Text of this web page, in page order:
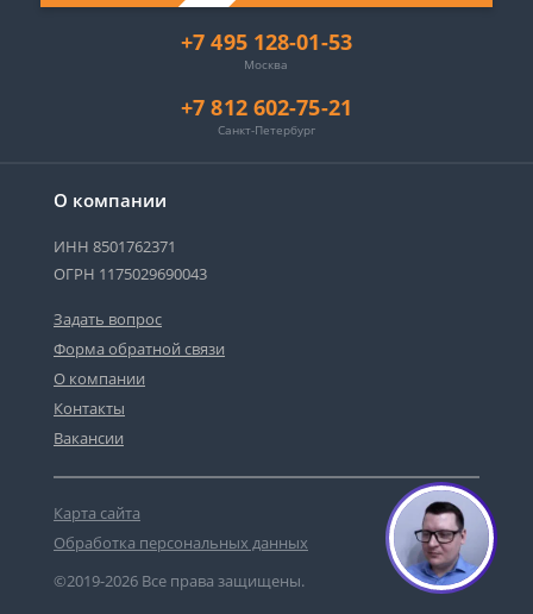
О компании
ИНН 8501762371
ОГРН 1175029690043
Задать вопрос
Форма обратной связи
О компании
Контакты
Вакансии
©2019-2026 Все права защищены.
Карта сайта
Обработка персональных данных
+7 495 128-01-53
Москва
+7 812 602-75-21
Санкт-Петербург